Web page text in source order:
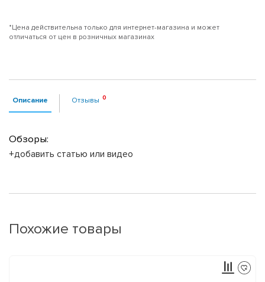
*Цена действительна только для интернет-магазина и может
отличаться от цен в розничных магазинах
Описание Отзывы
Обзоры:
+добавить статью или видео
Похожие товары